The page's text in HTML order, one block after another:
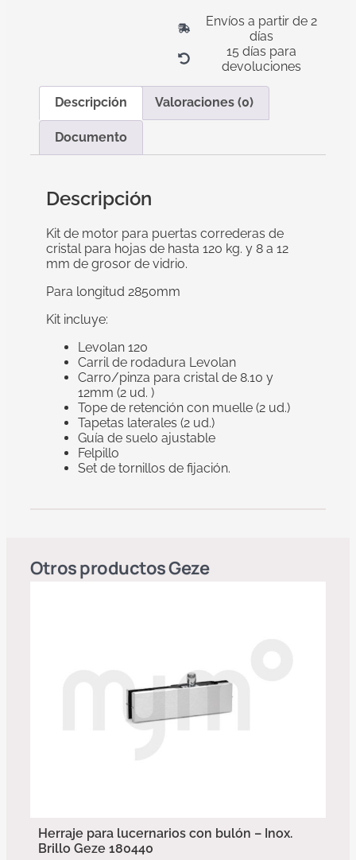
Envíos a partir de 2
días
15 días para
devoluciones
Descripción Valoraciones (0)
Documento
Descripción
Kit de motor para puertas correderas de
cristal para hojas de hasta 120 kg. y 8 a 12
mm de grosor de vidrio.
Para longitud 2850mm
Kit incluye:
Levolan 120
Carril de rodadura Levolan
Carro/pinza para cristal de 8.10 y
12mm (2 ud. )
Tope de retención con muelle (2 ud.)
Tapetas laterales (2 ud.)
Guía de suelo ajustable
Felpillo
Set de tornillos de fijación.
Otros productosGeze
Herraje para lucernarios con bulón – Inox.
Brillo Geze 180440